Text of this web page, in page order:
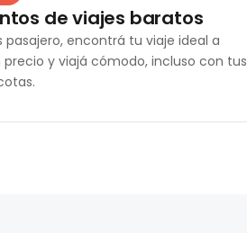
de viajes baratos
pasajero, encontrá tu viaje ideal a
precio y viajá cómodo, incluso con tus